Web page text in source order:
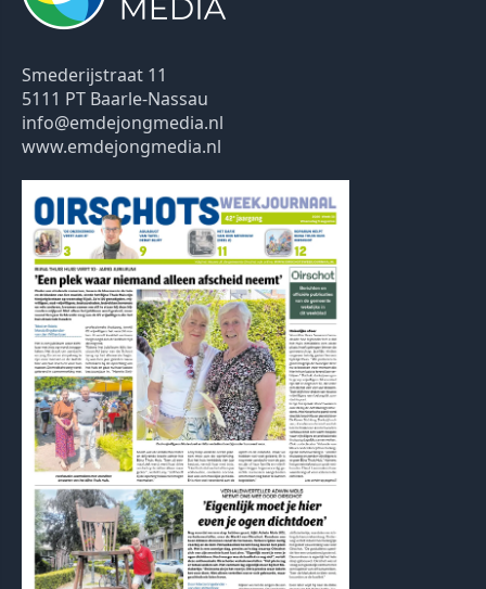
Smederijstraat 11
5111 PT Baarle-Nassau
info@emdejongmedia.nl
www.emdejongmedia.nl